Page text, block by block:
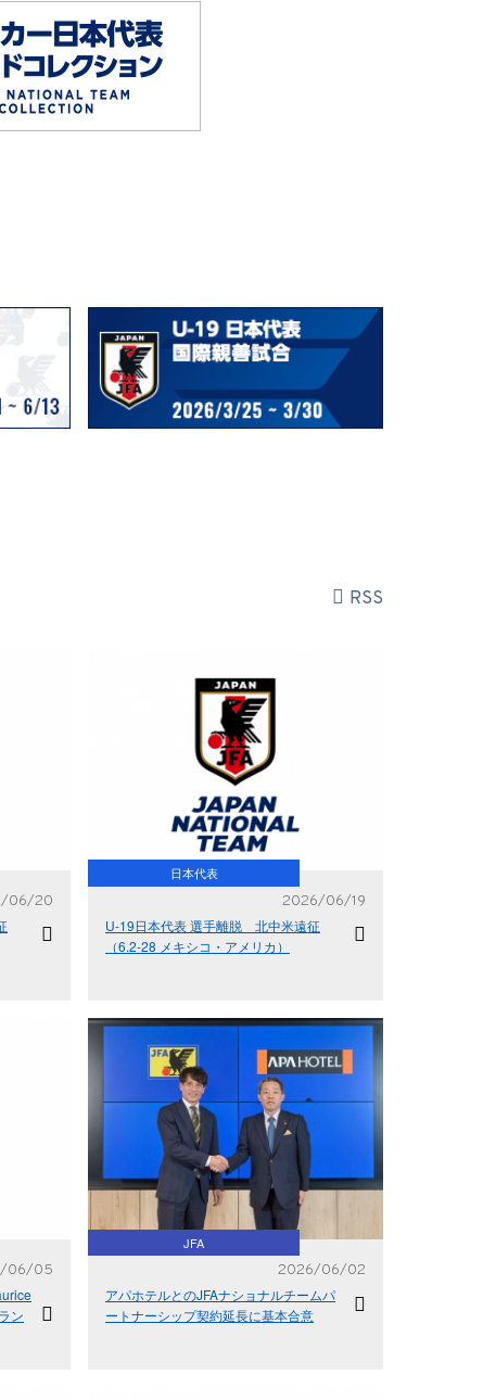
RSS
06/20
日本代表
2026/06/19
U-19日本代表 選手離脱 北中米遠征
（6.2-28 メキシコ・アメリカ）
06/05
ン
JFA
2026/06/02
アパホテルとのJFAナショナルチームパ
ートナーシップ契約延長に基本合意